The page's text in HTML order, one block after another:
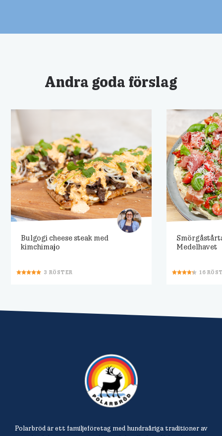
Andra goda förslag
Bulgogi cheese steak med
kimchimajo
3 RÖSTER
Medelhavet
16
Polarbröd är ett familjeföretag med hundraåriga traditioner av